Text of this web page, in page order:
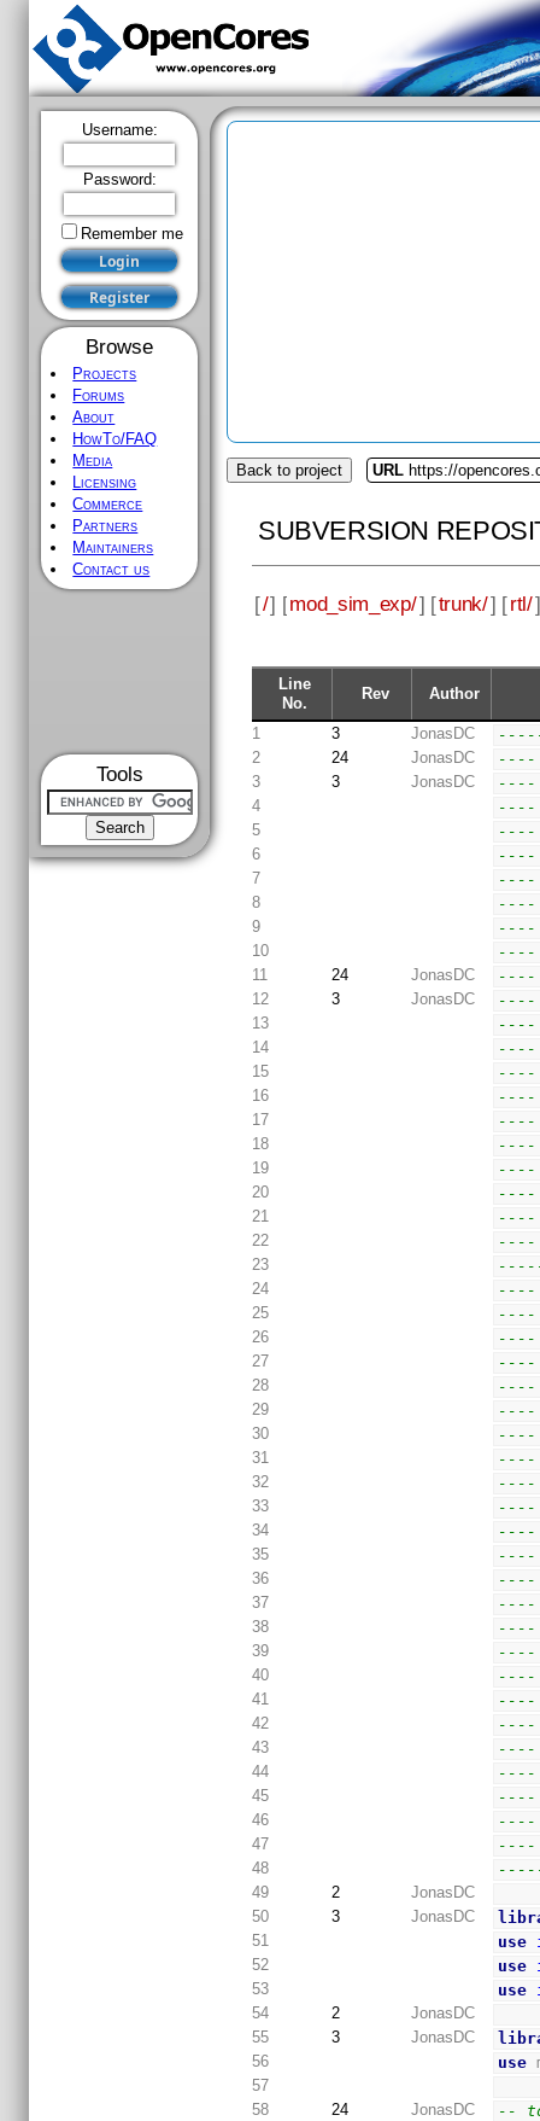
Username:
Password:
Remember me
Browse
Projects
Forums
About
HowTo/FAQ
Media
Licensing
Commerce
Partners
Maintainers
Contact us
Tools
Back to project URL https://
SUBVERSION
[/] [mod_sim_exp/] [trunk/] [rtl/
Line
No.
Rev Author
1 3 JonasDC
2
24 JonasDC
3
3 JonasDC
4
5
----
6
----
7
8
9
----
10
----
11
24 JonasDC
----
12
3 JonasDC
13
14
15
16
17
18
19
20
----
21
----
22
23
24
25
----
26
27
----
28
----
29
----
30
----
31
32
----
33
----
34
----
35
----
36
37
38
----
39
----
40
----
41
----
42
43
44
----
45
----
46
----
47
48
49
2
JonasDC
50
3 JonasDC
51
use
52
use
53
use
54
2
JonasDC
55
3 JonasDC
56
use
57
58
24 JonasDC
--